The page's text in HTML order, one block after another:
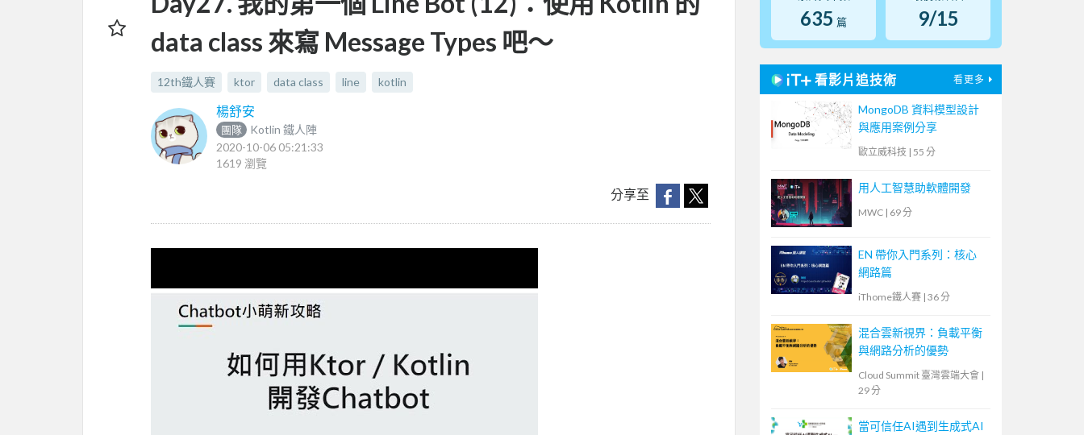
data class 來寫 Message Types 吧～
12th鐵人賽 ktor data class line kotlin
楊舒安
團隊
Kotlin 鐵人陣
2020-10-06 05:21:33
1619 瀏覽
分享至
635 篇 9/15
看影片追技術 看更多
MongoDB 資料模型設計
與應用案例分享
歐立威科技 | 55 分
用人工智慧助軟體開發
MWC | 69 分
EN 帶你入門系列：核心
網路篇
iThome鐵人賽 | 36 分
混合雲新視界：負載平衡
與網路分析的優勢
Cloud Summit 臺灣雲端大會 |
29 分
當可信任AI遇到生成式AI